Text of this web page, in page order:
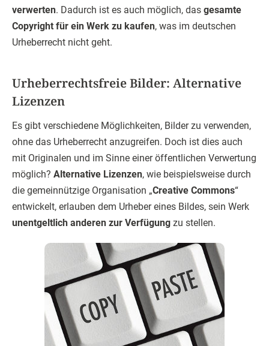
verwerten. Dadurch ist es auch möglich, das gesamte
Copyright für ein Werk zu kaufen, was im deutschen
Urheberrecht nicht geht.
Urheberrechtsfreie Bilder: Alternative
Lizenzen
Es gibt verschiedene Möglichkeiten, Bilder zu verwenden,
ohne das Urheberrecht anzugreifen. Doch ist dies auch
mit Originalen und im Sinne einer öffentlichen Verwertung
möglich? Alternative Lizenzen, wie beispielsweise durch
die gemeinnützige Organisation „Creative Commons“
entwickelt, erlauben dem Urheber eines Bildes, sein Werk
unentgeltlich anderen zur Verfügung zu stellen.